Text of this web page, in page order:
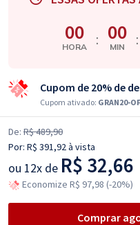
00
HORA : 00
MIN :
Cupom de 20% de
Cupom ativado: GRAN20-
De: R$ 489,90
Por: R$ 391,92à vista
ou 12x de R$ 32,66
Economize R$ 97,98 (-20%)
Comprar